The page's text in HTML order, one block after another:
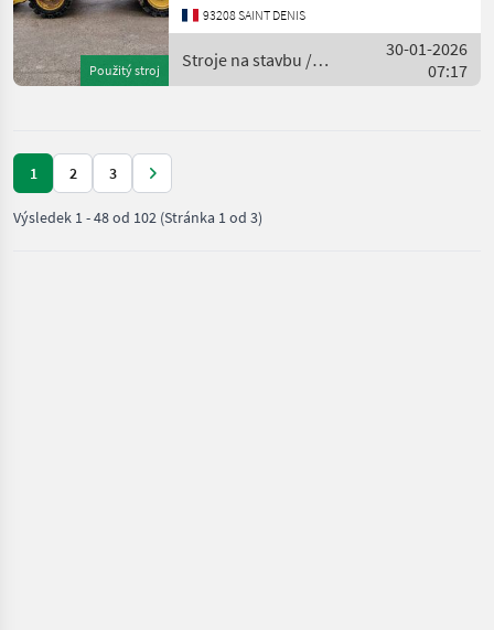
Použitý stroj
Coupler Type - Hydraulic
Emissions Level - EPA - EPA
TIER 4f
93208 SAINT DENIS
Stroje na stavbu /
Caterpillar
30-01-2026
07:17
1 2 3
Výsledek 1-48od 102 (Stránka 1 od 3)